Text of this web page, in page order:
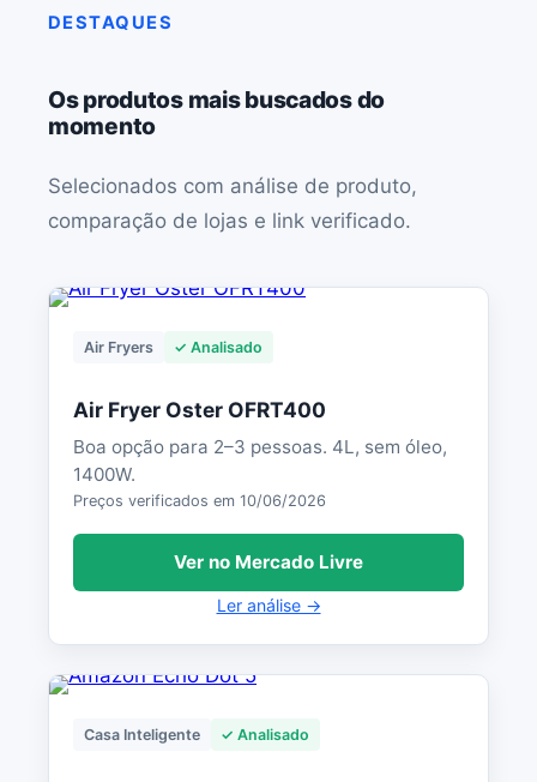
DESTAQUES
Os produtos mais buscados do
momento
Selecionados com análise de produto,
comparação de lojas e link verificado.
Air Fryers ✓ Analisado
Air Fryer Oster OFRT400
Boa opção para 2–3 pessoas. 4L, sem óleo,
1400W.
Preços verificados em 10/06/2026
Ver no Mercado Livre
Ler análise →
Casa Inteligente ✓ Analisado